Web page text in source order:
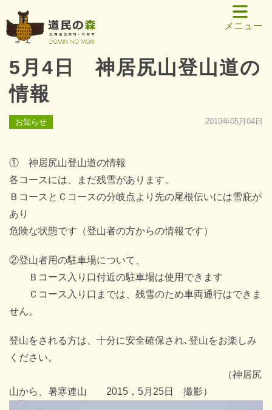
メニュー
5月4日 神居尻山登山道の
情報
お知らせ 2019年05月04日
① 神居尻山登山道の情報
各コースには、まだ残雪があります。
ＢコースとＣコースの分岐点より先の尾根伝いには雪庇が
あり
危険な状態です（登山者の方からの情報です）
②登山者用の駐車場について、
Ｂコース入り口付近の駐車場は使用できます
Ｃコース入り口までは、残雪のため車両通行はできま
せん。
登山をされる方は、十分に安全確保され､登山をお楽しみ
ください。
（神居尻
山から、暑寒連山 2015，5月25日 撮影）